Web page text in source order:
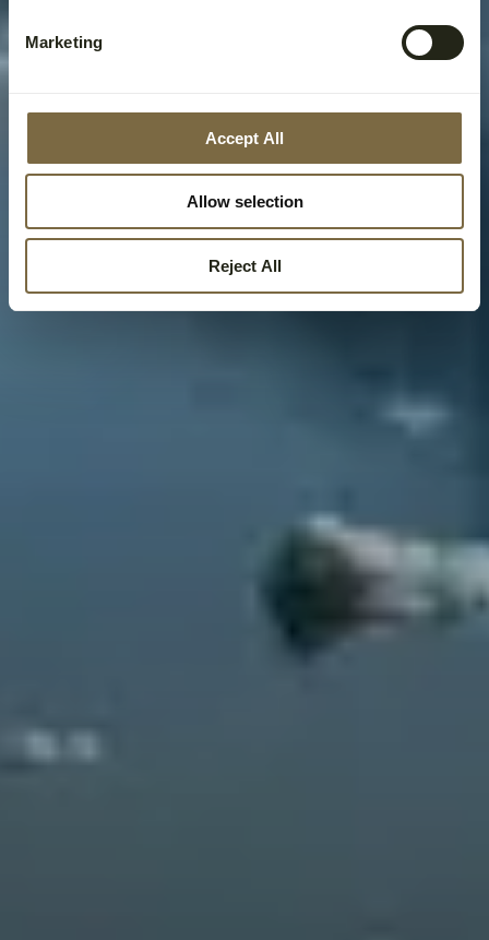
Marketing
Accept All
Allow selection
Reject All